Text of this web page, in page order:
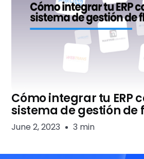
Cómo integrar tu ERP
sistema de gestión de
June 2, 2023 3 min